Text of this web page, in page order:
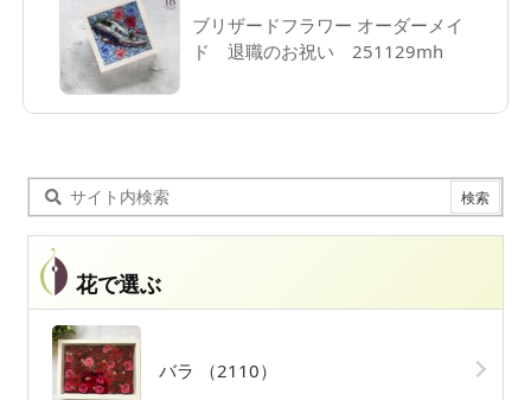
ブリザードフラワー オーダーメイ
ド 退職のお祝い 251129mh
花で選ぶ
バラ （2110）